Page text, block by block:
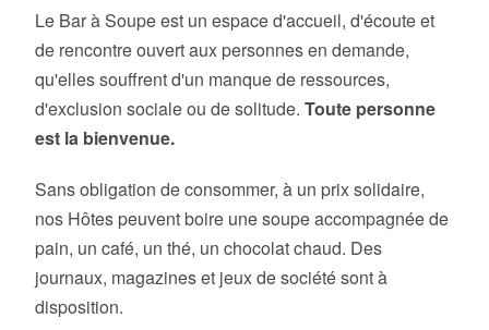
Le Bar à Soupe est un espace d'accueil, d'écoute et
de rencontre ouvert aux personnes en demande,
qu'elles souffrent d'un manque de ressources,
d'exclusion sociale ou de solitude. Toute personne
est la bienvenue.
Sans obligation de consommer, à un prix solidaire,
nos Hôtes peuvent boire une soupe accompagnée de
pain, un café, un thé, un chocolat chaud. Des
journaux, magazines et jeux de société sont à
disposition.